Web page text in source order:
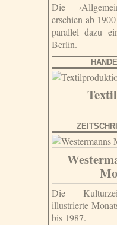
Die
erschien ab
parallel dazu
Berlin.
Die
illustrierte
bis 1987.